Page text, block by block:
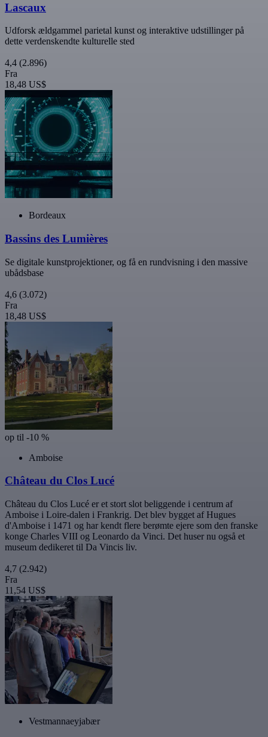
Lascaux
Udforsk ældgammel parietal kunst og interaktive udstillinger på
dette verdenskendte kulturelle sted
4,4 (2.896)
Fra
18,48 US$
Bordeaux
Bassins des Lumières
Se digitale kunstprojektioner, og få en rundvisning i den massive
ubådsbase
4,6 (3.072)
Fra
18,48 US$
op til -10 %
Amboise
Château du Clos Lucé
Château du Clos Lucé er et stort slot beliggende i centrum af
Amboise i Loire-dalen i Frankrig. Det blev bygget af Hugues
d'Amboise i 1471 og har kendt flere berømte ejere som den franske
konge Charles VIII og Leonardo da Vinci. Det huser nu også et
museum dedikeret til Da Vincis liv.
4,7 (2.942)
Fra
11,54 US$
Vestmannaeyjabær